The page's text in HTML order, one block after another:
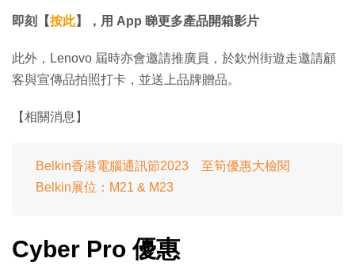
1
6
%
間
即刻【按此】，用 App 睇更多產品開箱影片
此外，Lenovo 屆時亦會邀請推廣員，於欽州街遊走邀請顧
客與宣傳品拍照打卡，並送上品牌贈品。
【相關消息】
Belkin香港電腦通訊節2023 至筍優惠大檢閱
Belkin展位：M21 & M23
Cyber Pro 優惠